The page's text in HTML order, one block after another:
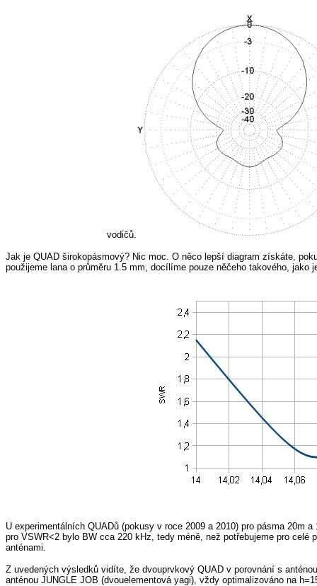
vodičů.
Jak je QUAD širokopásmový? Nic moc. O něco lepší diagram získáte,
použijeme lana o průměru 1.5 mm, docílíme pouze něčeho takového, jako
U experimentálních QUADů (pokusy v roce 2009 a 2010) pro pásma 20m
pro VSWR<2 bylo BW cca 220 kHz, tedy méně, než potřebujeme pro
anténami.
Z uvedených výsledků vidíte, že dvouprvkový QUAD v porovnání s
anténou JUNGLE JOB (dvouelementová yagi), vždy optimalizováno na